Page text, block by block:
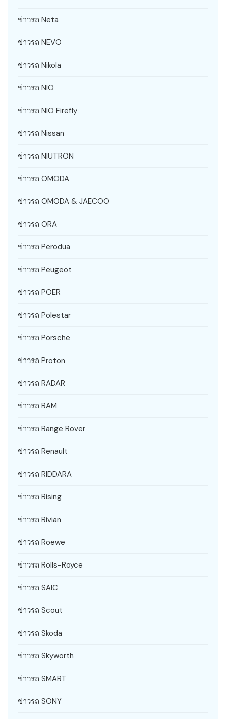
ข่าวรถ Neta
ข่าวรถ NEVO
ข่าวรถ Nikola
ข่าวรถ NIO
ข่าวรถ NIO Firefly
ข่าวรถ Nissan
ข่าวรถ NIUTRON
ข่าวรถ OMODA
ข่าวรถ OMODA & JAECOO
ข่าวรถ ORA
ข่าวรถ Perodua
ข่าวรถ Peugeot
ข่าวรถ POER
ข่าวรถ Polestar
ข่าวรถ Porsche
ข่าวรถ Proton
ข่าวรถ RADAR
ข่าวรถ RAM
ข่าวรถ Range Rover
ข่าวรถ Renault
ข่าวรถ RIDDARA
ข่าวรถ Rising
ข่าวรถ Rivian
ข่าวรถ Roewe
ข่าวรถ Rolls-Royce
ข่าวรถ SAIC
ข่าวรถ Scout
ข่าวรถ Skoda
ข่าวรถ Skyworth
ข่าวรถ SMART
ข่าวรถ SONY